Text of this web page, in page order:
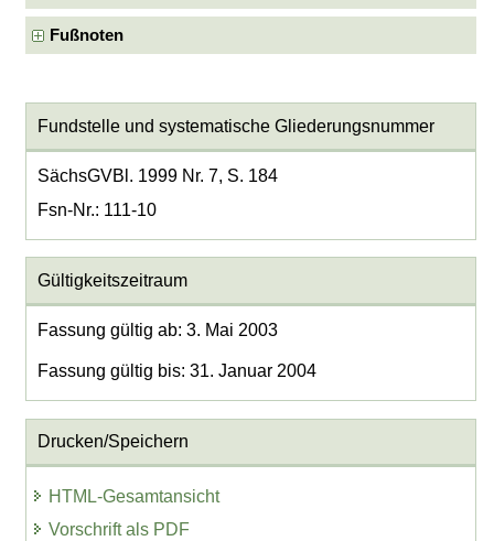
Fußnoten
Fundstelle und systematische Gliederungsnummer
SächsGVBl. 1999 Nr. 7, S. 184
Fsn-Nr.: 111-10
Gültigkeitszeitraum
Fassung gültig ab: 3. Mai 2003
Fassung gültig bis: 31. Januar 2004
Drucken/Speichern
HTML-Gesamtansicht
Vorschrift als PDF